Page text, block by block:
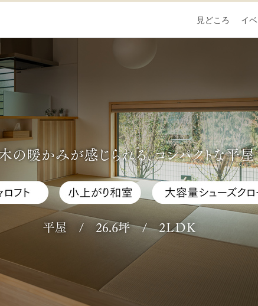
見どころ イ